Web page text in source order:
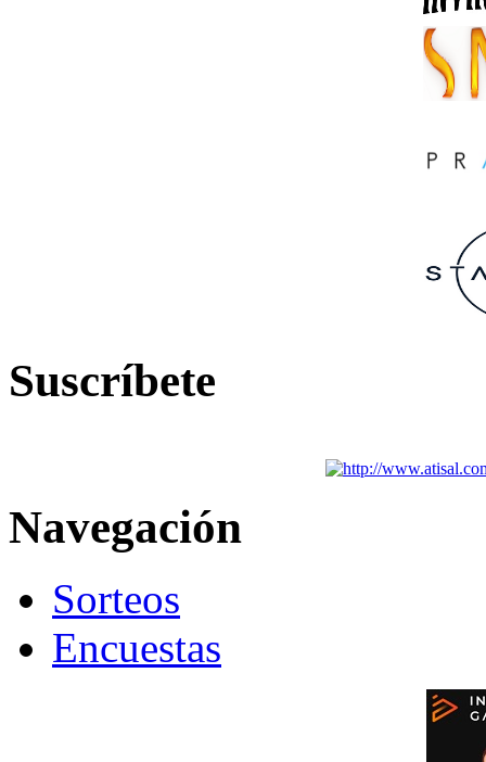
Suscríbete
Navegación
Sorteos
Encuestas